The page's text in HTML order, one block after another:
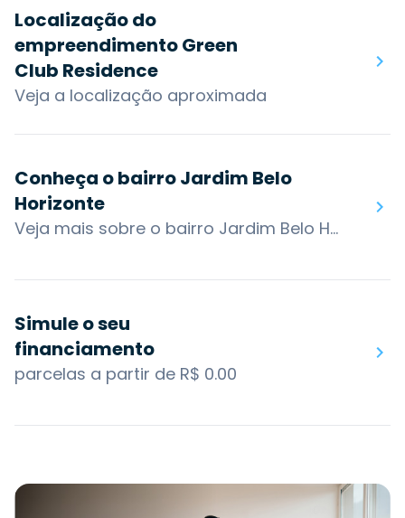
Localização do
empreendimento Green
Club Residence
Veja a localização aproximada
Conheça o bairro Jardim Belo
Horizonte
Veja mais sobre o bairro Jardim Belo Horizonte
Simule o seu
financiamento
parcelas a partir de R$ 0.00